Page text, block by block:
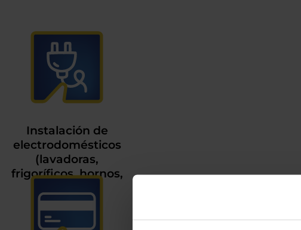
Instalación de
electrodomésticos
(lavadoras,
frigoríficos, hornos,